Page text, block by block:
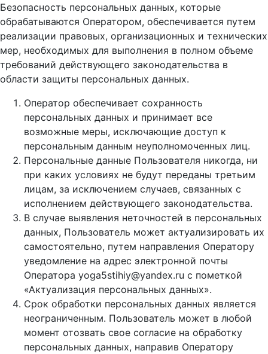
Безопасность персональных данных, которые
обрабатываются Оператором, обеспечивается путем
реализации правовых, организационных и технических
мер, необходимых для выполнения в полном объеме
требований действующего законодательства в
области защиты персональных данных.
Оператор обеспечивает сохранность
персональных данных и принимает все
возможные меры, исключающие доступ к
персональным данным неуполномоченных лиц.
Персональные данные Пользователя никогда, ни
при каких условиях не будут переданы третьим
лицам, за исключением случаев, связанных с
исполнением действующего законодательства.
В случае выявления неточностей в персональных
данных, Пользователь может актуализировать их
самостоятельно, путем направления Оператору
уведомление на адрес электронной почты
Оператора yoga5stihiy@yandex.ru с пометкой
«Актуализация персональных данных».
Срок обработки персональных данных является
неограниченным. Пользователь может в любой
момент отозвать свое согласие на обработку
персональных данных, направив Оператору